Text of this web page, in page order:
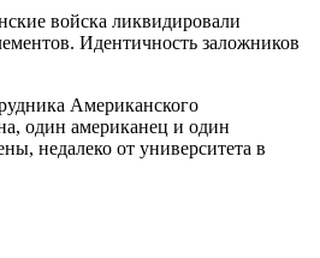
войска ликвидировали
Идентичность заложников
Американского
один американец и один
недалеко от университета в